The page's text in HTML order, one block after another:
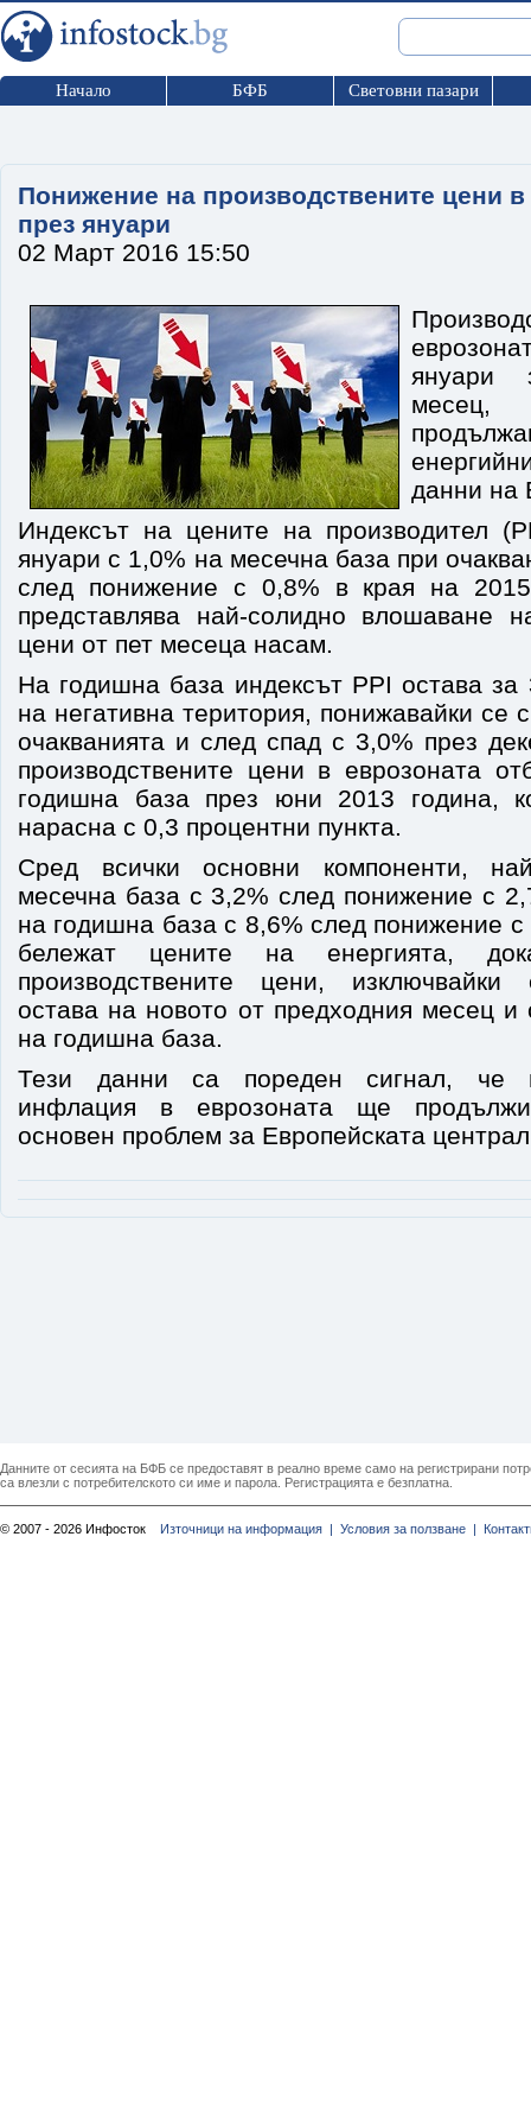
Начало БФБ Световни пазари
Понижение на производствените цени в
през януари
02 Март 2016 15:50
януари
месец,
данни на
Индексът на цените на производител
януари с 1,0% на месечна база при
след понижение с 0,8% в края на
представлява най-солидно влошаване
цени от пет месеца насам.
На годишна база индексът PPI остава
на негативна територия, понижавайки се
очакванията и след спад с 3,0% през
производствените цени в еврозоната
годишна база през юни 2013 година,
нарасна с 0,3 процентни пункта.
Сред всички основни компоненти,
месечна база с 3,2% след понижение с
на годишна база с 8,6% след понижение
бележат цените на енергията,
производствените цени, изключвайки
остава на новото от предходния месец
на годишна база.
Тези данни са пореден сигнал, че
инфлация в еврозоната ще
основен проблем за Европейската
Данните от сесията на БФБ се предоставят в реално време само на регистрирани
са влезли с потребителското си име и парола. Регистрацията е безплатна.
© 2007 - 2026 Инфосток Източници на информация | Условия за ползване |